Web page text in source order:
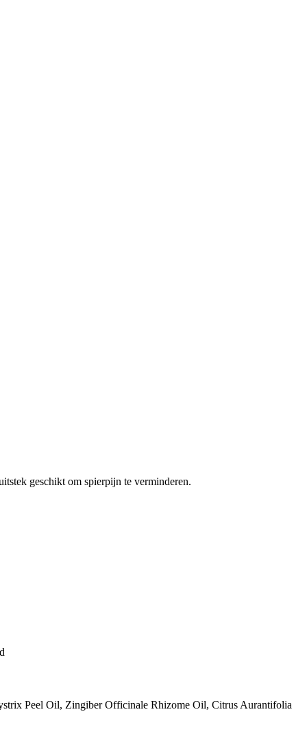
geschikt om spierpijn te verminderen.
Peel Oil, Zingiber Officinale Rhizome Oil, Citrus Aurantifolia